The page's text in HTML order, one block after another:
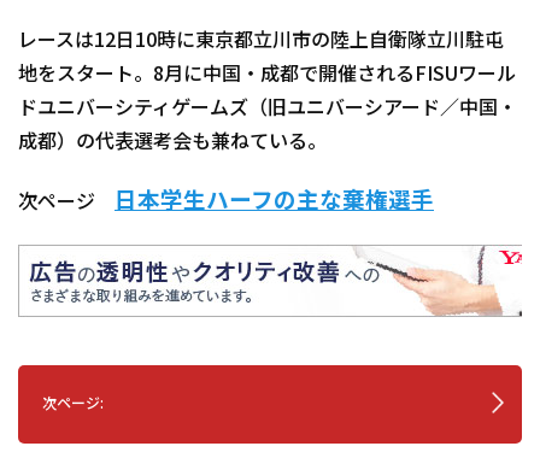
レースは12日10時に東京都立川市の陸上自衛隊立川駐屯
地をスタート。8月に中国・成都で開催されるFISUワール
ドユニバーシティゲームズ（旧ユニバーシアード／中国・
成都）の代表選考会も兼ねている。
次ページ 日本学生ハーフの主な棄権選手
次ページ: